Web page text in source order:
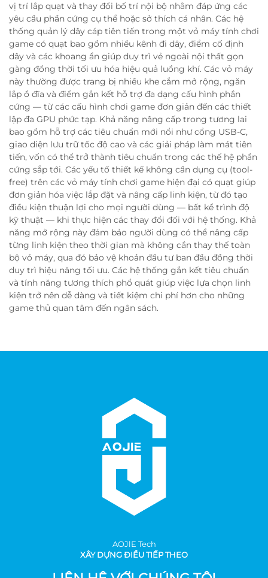
vị trí lắp quạt và thay đổi bố trí nội bộ nhằm đáp ứng các
yêu cầu phần cứng cụ thể hoặc sở thích cá nhân. Các hệ
thống quản lý dây cáp tiên tiến trong một vỏ máy tính chơi
game có quạt bao gồm nhiều kênh đi dây, điểm cố định
dây và các khoang ẩn giúp duy trì vẻ ngoài nội thất gọn
gàng đồng thời tối ưu hóa hiệu quả luồng khí. Các vỏ máy
này thường được trang bị nhiều khe cắm mở rộng, ngăn
lắp ổ đĩa và điểm gắn kết hỗ trợ đa dạng cấu hình phần
cứng — từ các cấu hình chơi game đơn giản đến các thiết
lập đa GPU phức tạp. Khả năng nâng cấp trong tương lai
bao gồm hỗ trợ các tiêu chuẩn mới nổi như cổng USB-C,
giao diện lưu trữ tốc độ cao và các giải pháp làm mát tiên
tiến, vốn có thể trở thành tiêu chuẩn trong các thế hệ phần
cứng sắp tới. Các yếu tố thiết kế không cần dụng cụ (tool-
free) trên các vỏ máy tính chơi game hiện đại có quạt giúp
đơn giản hóa việc lắp đặt và nâng cấp linh kiện, từ đó tạo
điều kiện thuận lợi cho mọi người dùng — bất kể trình độ
kỹ thuật — khi thực hiện các thay đổi đối với hệ thống. Khả
năng mở rộng này đảm bảo người dùng có thể nâng cấp
từng linh kiện theo thời gian mà không cần thay thế toàn
bộ vỏ máy, qua đó bảo vệ khoản đầu tư ban đầu đồng thời
duy trì hiệu năng tối ưu. Các hệ thống gắn kết tiêu chuẩn
và tính năng tương thích phổ quát giúp việc lựa chọn linh
kiện trở nên dễ dàng và tiết kiệm chi phí hơn cho những
game thủ quan tâm đến ngân sách.
AOJlE Tech
XÂY DỰNG ĐIỀU TIẾP THEO